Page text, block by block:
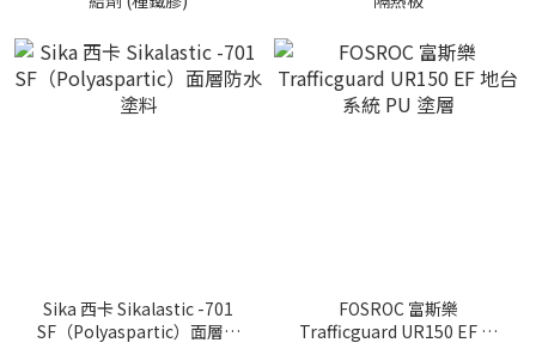
Sika 西卡 Sikalastic -701
SF（Polyaspartic）面層防
FOSROC 富斯樂
Trafficguard UR150 EF 地